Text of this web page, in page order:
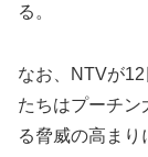
る。
なお、NTVが
たちはプーチン
る脅威の高まり